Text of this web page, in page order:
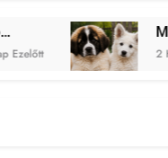
Megkutyásodtunk 2. rész
2 Hónap Ezelőtt